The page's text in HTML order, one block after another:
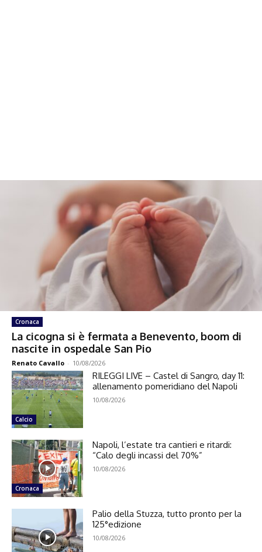
Cronaca
La cicogna si è fermata a Benevento, boom di
nascite in ospedale San Pio
Renato Cavallo - 10/08/2026
Calcio
RILEGGI LIVE – Castel di Sangro, day 11:
allenamento pomeridiano del Napoli
10/08/2026
Cronaca
Napoli, l’estate tra cantieri e ritardi:
“Calo degli incassi del 70%”
10/08/2026
Palio della Stuzza, tutto pronto per la
125°edizione
10/08/2026